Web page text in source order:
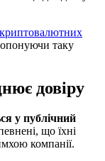
криптовалютних
таку
довіру
у публічний
що їхні
компанії.